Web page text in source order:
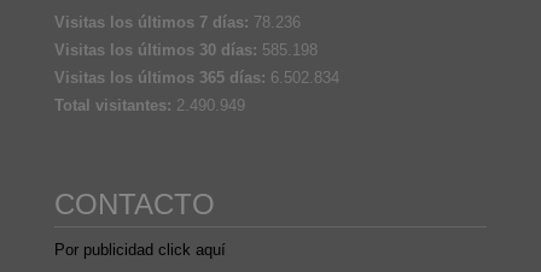
Visitas los últimos 7 días: 78.236
Visitas los últimos 30 días: 585.198
Visitas los últimos 365 días: 6.502.834
Total visitantes: 2.490.949
CONTACTO
Por publicidad click aquí